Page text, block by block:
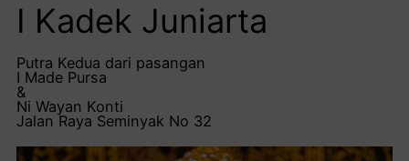
I Kadek Juniarta
Putra Kedua dari pasangan
I Made Pursa
&
Ni Wayan Konti
Jalan Raya Seminyak No 32